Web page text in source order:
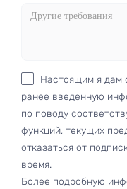
Настоящим я дам
ранее введенную
по поводу
функций, текущих
отказаться от
время.
Более подробную